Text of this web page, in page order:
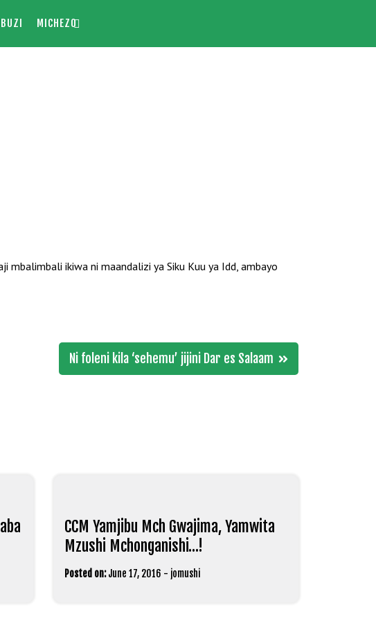
MICHEZO
ikiwa ni maandalizi ya Siku Kuu ya Idd, ambayo
Ni foleni kila ‘sehemu’ jijini Dar es Salaam
CCM Yamjibu Mch Gwajima, Yamwita
Mzushi Mchonganishi…!
Posted on: June 17, 2016 - jomushi